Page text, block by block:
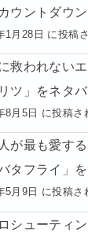
ウントダウ
1月28日 に投稿
救われない
ツ」をネタ
8月5日 に投稿さ
が最も愛す
タフライ」
5月9日 に投稿さ
シューティ